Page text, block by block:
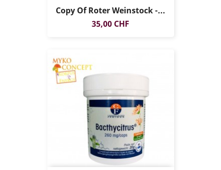
Copy Of Roter Weinstock -...
Preis
35,00 CHF